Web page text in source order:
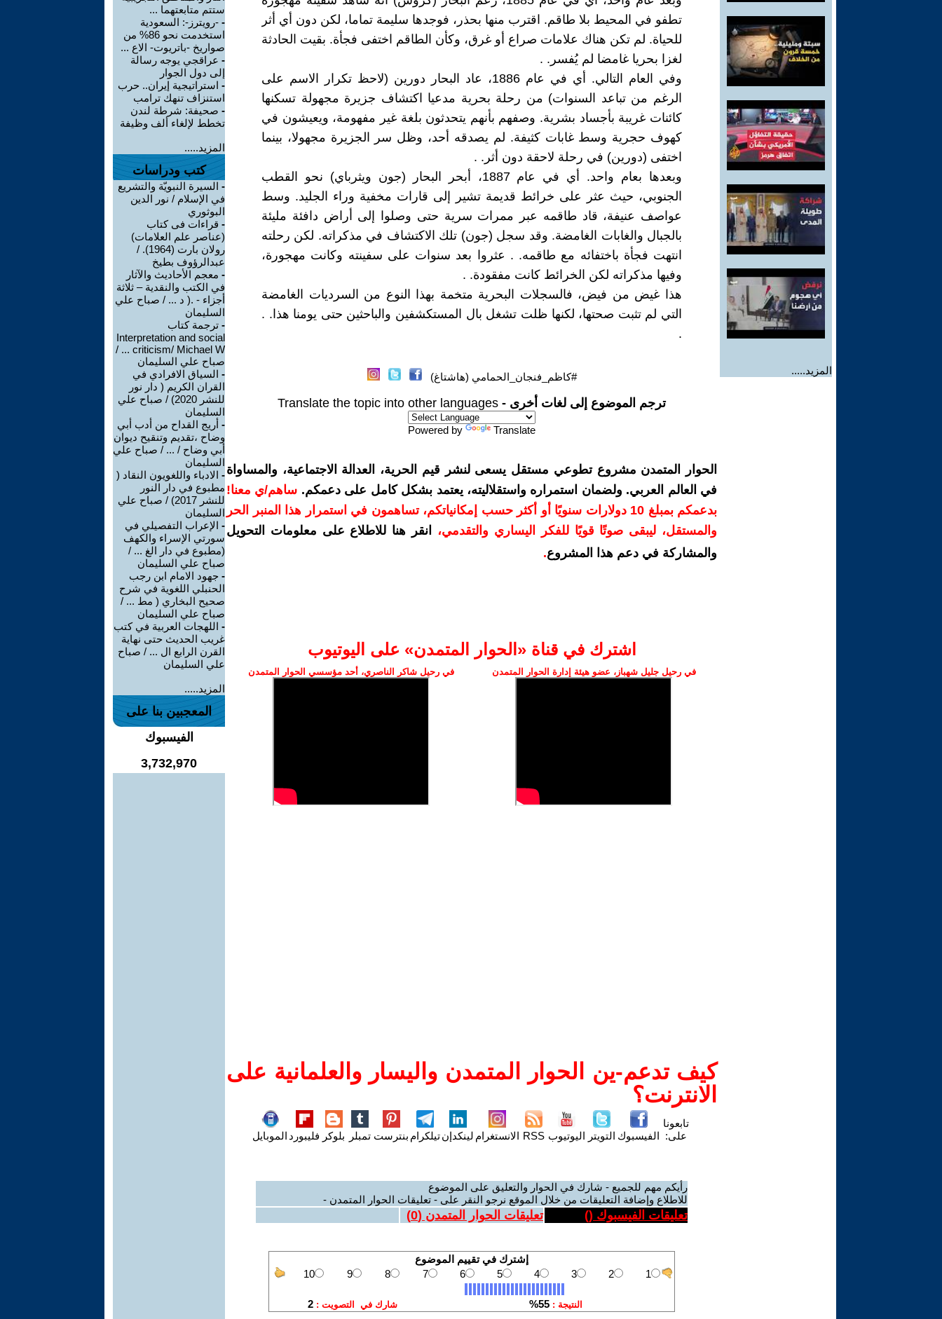
المزيد.....
تطفو في المحيط بلا طاقم. اقترب منها بحذر، فوجدها سليمة تماما، لكن دون أي أثر
للحياة. لم تكن هناك علامات صراع أو غرق، وكأن الطاقم اختفى فجأة. بقيت الحادثة
لغزا بحريا غامضا لم يُفسر. .
وفي العام التالي. أي في عام 1886، عاد البحار دورين (لاحظ تكرار الاسم على
الرغم من تباعد السنوات) من رحلة بحرية مدعيا اكتشاف جزيرة مجهولة تسكنها
كائنات غريبة بأجساد بشرية. وصفهم بأنهم يتحدثون بلغة غير مفهومة، ويعيشون في
كهوف حجرية وسط غابات كثيفة. لم يصدقه أحد، وظل سر الجزيرة مجهولا، بينما
اختفى (دورين) في رحلة لاحقة دون أثر. .
وبعدها بعام واحد. أي في عام 1887، أبحر البحار (جون ويثرباي) نحو القطب
الجنوبي، حيث عثر على خرائط قديمة تشير إلى قارات مخفية وراء الجليد. وسط
عواصف عنيفة، قاد طاقمه عبر ممرات سرية حتى وصلوا إلى أراض دافئة مليئة
بالجبال والغابات الغامضة. وقد سجل (جون) تلك الاكتشاف في مذكراته. لكن رحلته
انتهت فجأة باختفائه مع طاقمه. . عثروا بعد سنوات على سفينته وكانت مهجورة،
وفيها مذكراته لكن الخرائط كانت مفقودة. .
هذا غيض من فيض، فالسجلات البحرية متخمة بهذا النوع من السرديات الغامضة
التي لم تثبت صحتها، لكنها ظلت تشغل بال المستكشفين والباحثين حتى يومنا هذا. .
.
#كاظم_فنجان_الحمامي (هاشتاغ)
ترجم الموضوع إلى لغات أخرى - Translate the topic into other languages
Powered by Translate
الحوار المتمدن مشروع تطوعي مستقل يسعى لنشر قيم الحرية، العدالة الاجتماعية، والمساواة
في العالم العربي. ولضمان استمراره واستقلاليته، يعتمد بشكل كامل على دعمكم. ساهم/ي معنا!
بدعمكم بمبلغ 10 دولارات سنويًا أو أكثر حسب إمكانياتكم، تساهمون في استمرار هذا المنبر الحر
والمستقل، ليبقى صوتًا قويًا للفكر اليساري والتقدمي،
انقر هنا للاطلاع على معلومات التحويل
والمشاركة في دعم هذا المشروع.
اشترك في قناة ‫«الحوار المتمدن» على اليوتيوب
في رحيل جليل شهباز، عضو هيئة إدارة الحوار المتمدن في رحيل شاكر الناصري، أحد مؤسسي الحوار المتمدن
كيف تدعم-ين الحوار المتمدن واليسار والعلمانية على
الانترنت؟
تابعونا
على: الفيسبوك التويتر اليوتيوب RSS الانستغرام لينكدإنتيلكرام بنترست تمبلر بلوكر فليبورد الموبايل
رأيكم مهم للجميع - شارك في الحوار والتعليق على الموضوع
للاطلاع وإضافة التعليقات من خلال الموقع نرجو النقر على - تعليقات الحوار المتمدن -
تعليقات الفيسبوك () تعليقات الحوار المتمدن (0
)
ستتم متابعتهما ...
- -رويترز-: السعودية
استخدمت نحو 86% من
صواريخ -باتريوت- الاع ...
- عراقجي يوجه رسالة
إلى دول الجوار
- استراتيجية إيران.. حرب
استنزاف تنهك ترامب
- صحيفة: شرطة لندن
تخطط لإلغاء ألف وظيفة
المزيد.....
كتب ودراسات
- السيرة النبويّة والتشريع
في الإسلام / نور الدين
البوثوري
- قراءات فى كتاب
(عناصر علم العلامات)
رولان بارت (1964). /
عبدالرؤوف بطيخ
- معجم الأحاديث والآثار
في الكتب والنقدية – ثلاثة
أجزاء - .( د ... / صباح علي
السليمان
- ترجمة كتاب
Interpretation and social
criticism/ Michael W ... /
صباح علي السليمان
- السياق الافرادي في
القران الكريم ( دار نور
للنشر 2020) / صباح علي
السليمان
- أريج القداح من أدب أبي
وضاح ،تقديم وتنقيح ديوان
أبي وضاح / ... / صباح علي
السليمان
- الادباء واللغويون النقاد (
مطبوع في دار النور
للنشر 2017) / صباح علي
السليمان
- الإعراب التفصيلي في
سورتي الإسراء والكهف
(مطبوع في دار الغ ... /
صباح علي السليمان
- جهود الامام ابن رجب
الحنبلي اللغوية في شرح
صحيح البخاري ( مط ... /
صباح علي السليمان
- اللهجات العربية في كتب
غريب الحديث حتى نهاية
القرن الرابع ال ... / صباح
علي السليمان
المزيد.....
المعجبين بنا على
الفيسبوك
3,732,970